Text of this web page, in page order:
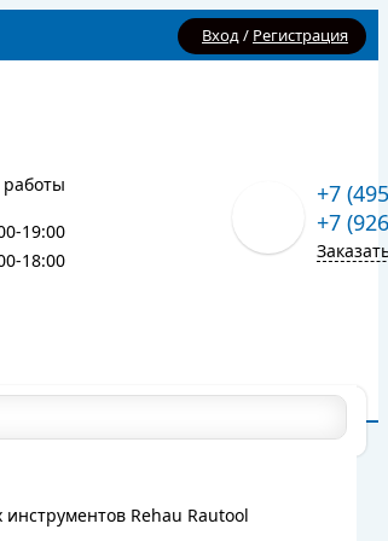
Вход/ Регистрация
19:00
18:00
+7
+7
Rehau Rautool
Rehau Rautool